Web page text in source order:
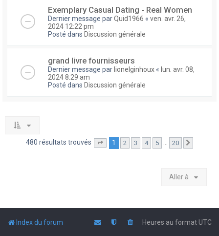
Exemplary Сasual Dating - Real Women
Dernier message parQuid1966 « ven. avr. 26,
2024 12:22 pm
Posté dans Discussion générale
grand livre fournisseurs
Dernier message par lionelginhoux « lun. avr. 08,
2024 8:29 am
Posté dans Discussion générale
480 résultats trouvés Page sur20
1 2 3 4 5 … 20
Aller à
Index du forum Heures au formatUTC